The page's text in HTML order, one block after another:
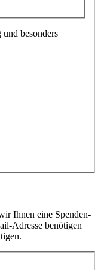
besonders
Ihnen eine Spenden­
Adresse benötigen